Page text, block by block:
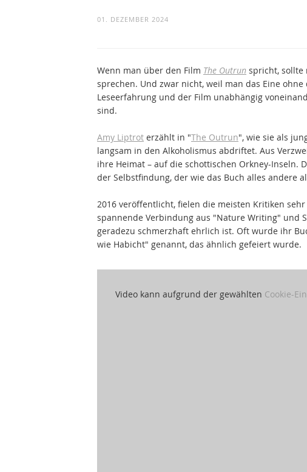
01. DEZEMBER 2024
Wenn man über den Film The Outrun spricht, sollte
sprechen. Und zwar nicht, weil man das Eine
Leseerfahrung und der Film unabhängig
sind.
Amy Liptrot erzählt in "The Outrun", wie sie als
langsam in den Alkoholismus abdriftet. Aus
ihre Heimat – auf die schottischen Orkney-Inseln.
der Selbstfindung, der wie das Buch alles andere
2016 veröffentlicht, fielen die meisten Kritiken
spannende Verbindung aus "Nature Writing" und
geradezu schmerzhaft ehrlich ist. Oft wurde ihr
wie Habicht" genannt, das ähnlich gefeiert wurde.
Video kann aufgrund der gewählten Cookie-